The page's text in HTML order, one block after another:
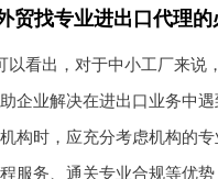
贸找专业进出口代理的
以看出，对于中小工厂来说
企业解决在进出口业务中
构时，应充分考虑机构的
服务、通关专业合规等优势